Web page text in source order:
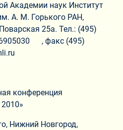
Академии наук Институт
А. М. Горького РАН,
25а. Тел.: (495)
, факс (495)
конференция
Нижний Новгород,